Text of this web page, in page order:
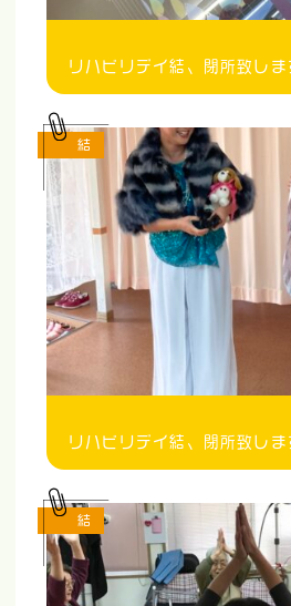
リハビリデイ結、閉所致し
リハビリデイ結、閉所致し
結
結